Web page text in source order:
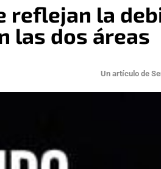
reflejan la
las dos áreas
Un artículo de